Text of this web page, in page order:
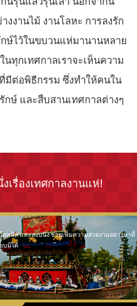
งานไม้ งานโลหะ การลงรัก
ษ์ไว้ในขบวนแห่มานานหลาย
นทุกเทศกาลเราจะเห็นความ
มีต่อพิธีกรรม ซึ่งทำให้คนใน
ษ์ และสืบสานเทศกาลต่างๆ
เรื่องเทศกาลงานแห่!
สนิท และสงบนิ่ง ช่วยเพิ่มความสวยงามอย่างหาที่
บมิได้